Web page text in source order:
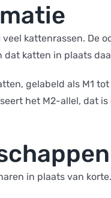
kattenrassen. De
katten in plaats
gelabeld als M1
het M2-allel, dat
in plaats van